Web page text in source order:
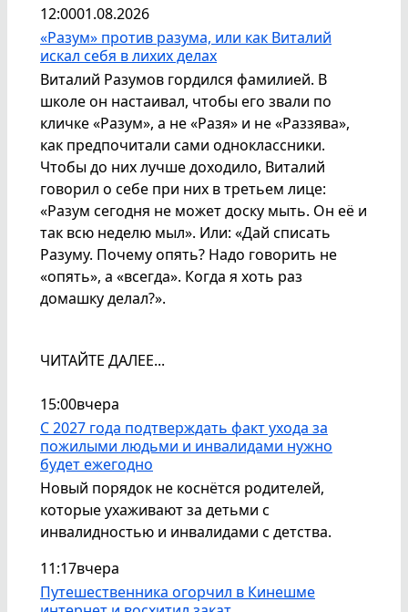
12:0001.08.2026
«Разум» против разума, или как Виталий
искал себя в лихих делах
Виталий Разумов гордился фамилией. В
школе он настаивал, чтобы его звали по
кличке «Разум», а не «Разя» и не «Раззява»,
как предпочитали сами одноклассники.
Чтобы до них лучше доходило, Виталий
говорил о себе при них в третьем лице:
«Разум сегодня не может доску мыть. Он её и
так всю неделю мыл». Или: «Дай списать
Разуму. Почему опять? Надо говорить не
«опять», а «всегда». Когда я хоть раз
домашку делал?».
ЧИТАЙТЕ ДАЛЕЕ...
15:00вчера
С 2027 года подтверждать факт ухода за
пожилыми людьми и инвалидами нужно
будет ежегодно
Новый порядок не коснётся родителей,
которые ухаживают за детьми с
инвалидностью и инвалидами с детства.
11:17вчера
Путешественника огорчил в Кинешме